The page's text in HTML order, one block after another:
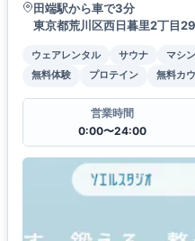
田端駅から車で3分
東京都荒川区西日暮里2丁目
ウェアレンタル サウナ マシ
無料体験
プロテイン 無料カ
営業時間
0:00〜24:00